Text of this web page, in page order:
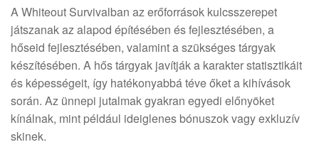
A Whiteout Survivalban az erőforrások kulcsszerepet
játszanak az alapod építésében és fejlesztésében, a
hőseid fejlesztésében, valamint a szükséges tárgyak
készítésében. A hős tárgyak javítják a karakter statisztikáit
és képességeit, így hatékonyabbá téve őket a kihívások
során. Az ünnepi jutalmak gyakran egyedi előnyöket
kínálnak, mint például ideiglenes bónuszok vagy exkluzív
skinek.